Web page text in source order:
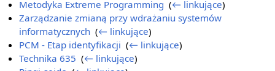
Metodyka Extreme Programming ‎(← linkujące)
Zarządzanie zmianą przy wdrażaniu systemów
informatycznych ‎(← linkujące)
PCM - Etap identyfikacji ‎(← linkujące)
Technika 635 ‎(← linkujące)